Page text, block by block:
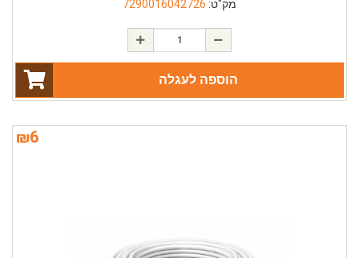
מק"ט: 7290016042726
הוספה לעגלה
₪6